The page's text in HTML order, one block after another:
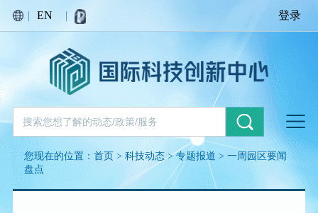
| EN | 登录
您现在的位置：首页 >科技动态>专题报道 >一周园区要闻
盘点